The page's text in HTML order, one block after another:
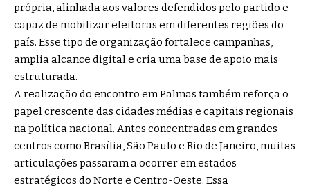
própria, alinhada aos valores defendidos pelo partido e
capaz de mobilizar eleitoras em diferentes regiões do
país. Esse tipo de organização fortalece campanhas,
amplia alcance digital e cria uma base de apoio mais
estruturada.
A realização do encontro em Palmas também reforça o
papel crescente das cidades médias e capitais regionais
na política nacional. Antes concentradas em grandes
centros como Brasília, São Paulo e Rio de Janeiro, muitas
articulações passaram a ocorrer em estados
estratégicos do Norte e Centro-Oeste. Essa